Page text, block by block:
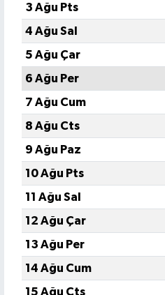
3 Ağu Pts
4 Ağu Sal
5 Ağu Çar
6 Ağu Per
7 Ağu Cum
8 Ağu Cts
9 Ağu Paz
10 Ağu Pts
11 Ağu Sal
12 Ağu Çar
13 Ağu Per
14 Ağu Cum
15 Ağu Cts